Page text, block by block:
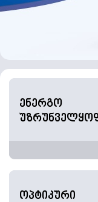
ენერგო
ოპტიკური